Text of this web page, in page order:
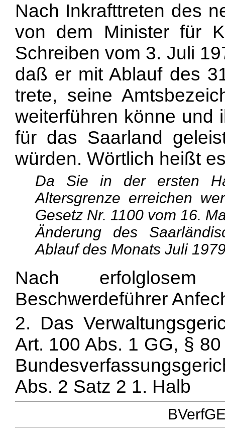
Nach Inkrafttreten des
von dem Minister für
Schreiben vom 3. Juli
daß er mit Ablauf des
trete, seine
weiterführen könne und
für das Saarland
würden. Wörtlich heißt
Da Sie in der ersten
Altersgrenze erreichen
Gesetz Nr. 1100 vom 16.
Änderung des
Ablauf des Monats Juli
Nach
Beschwerdeführer
2. Das
Art. 100 Abs. 1 GG, §
Abs. 2 Satz 2 1. Halb